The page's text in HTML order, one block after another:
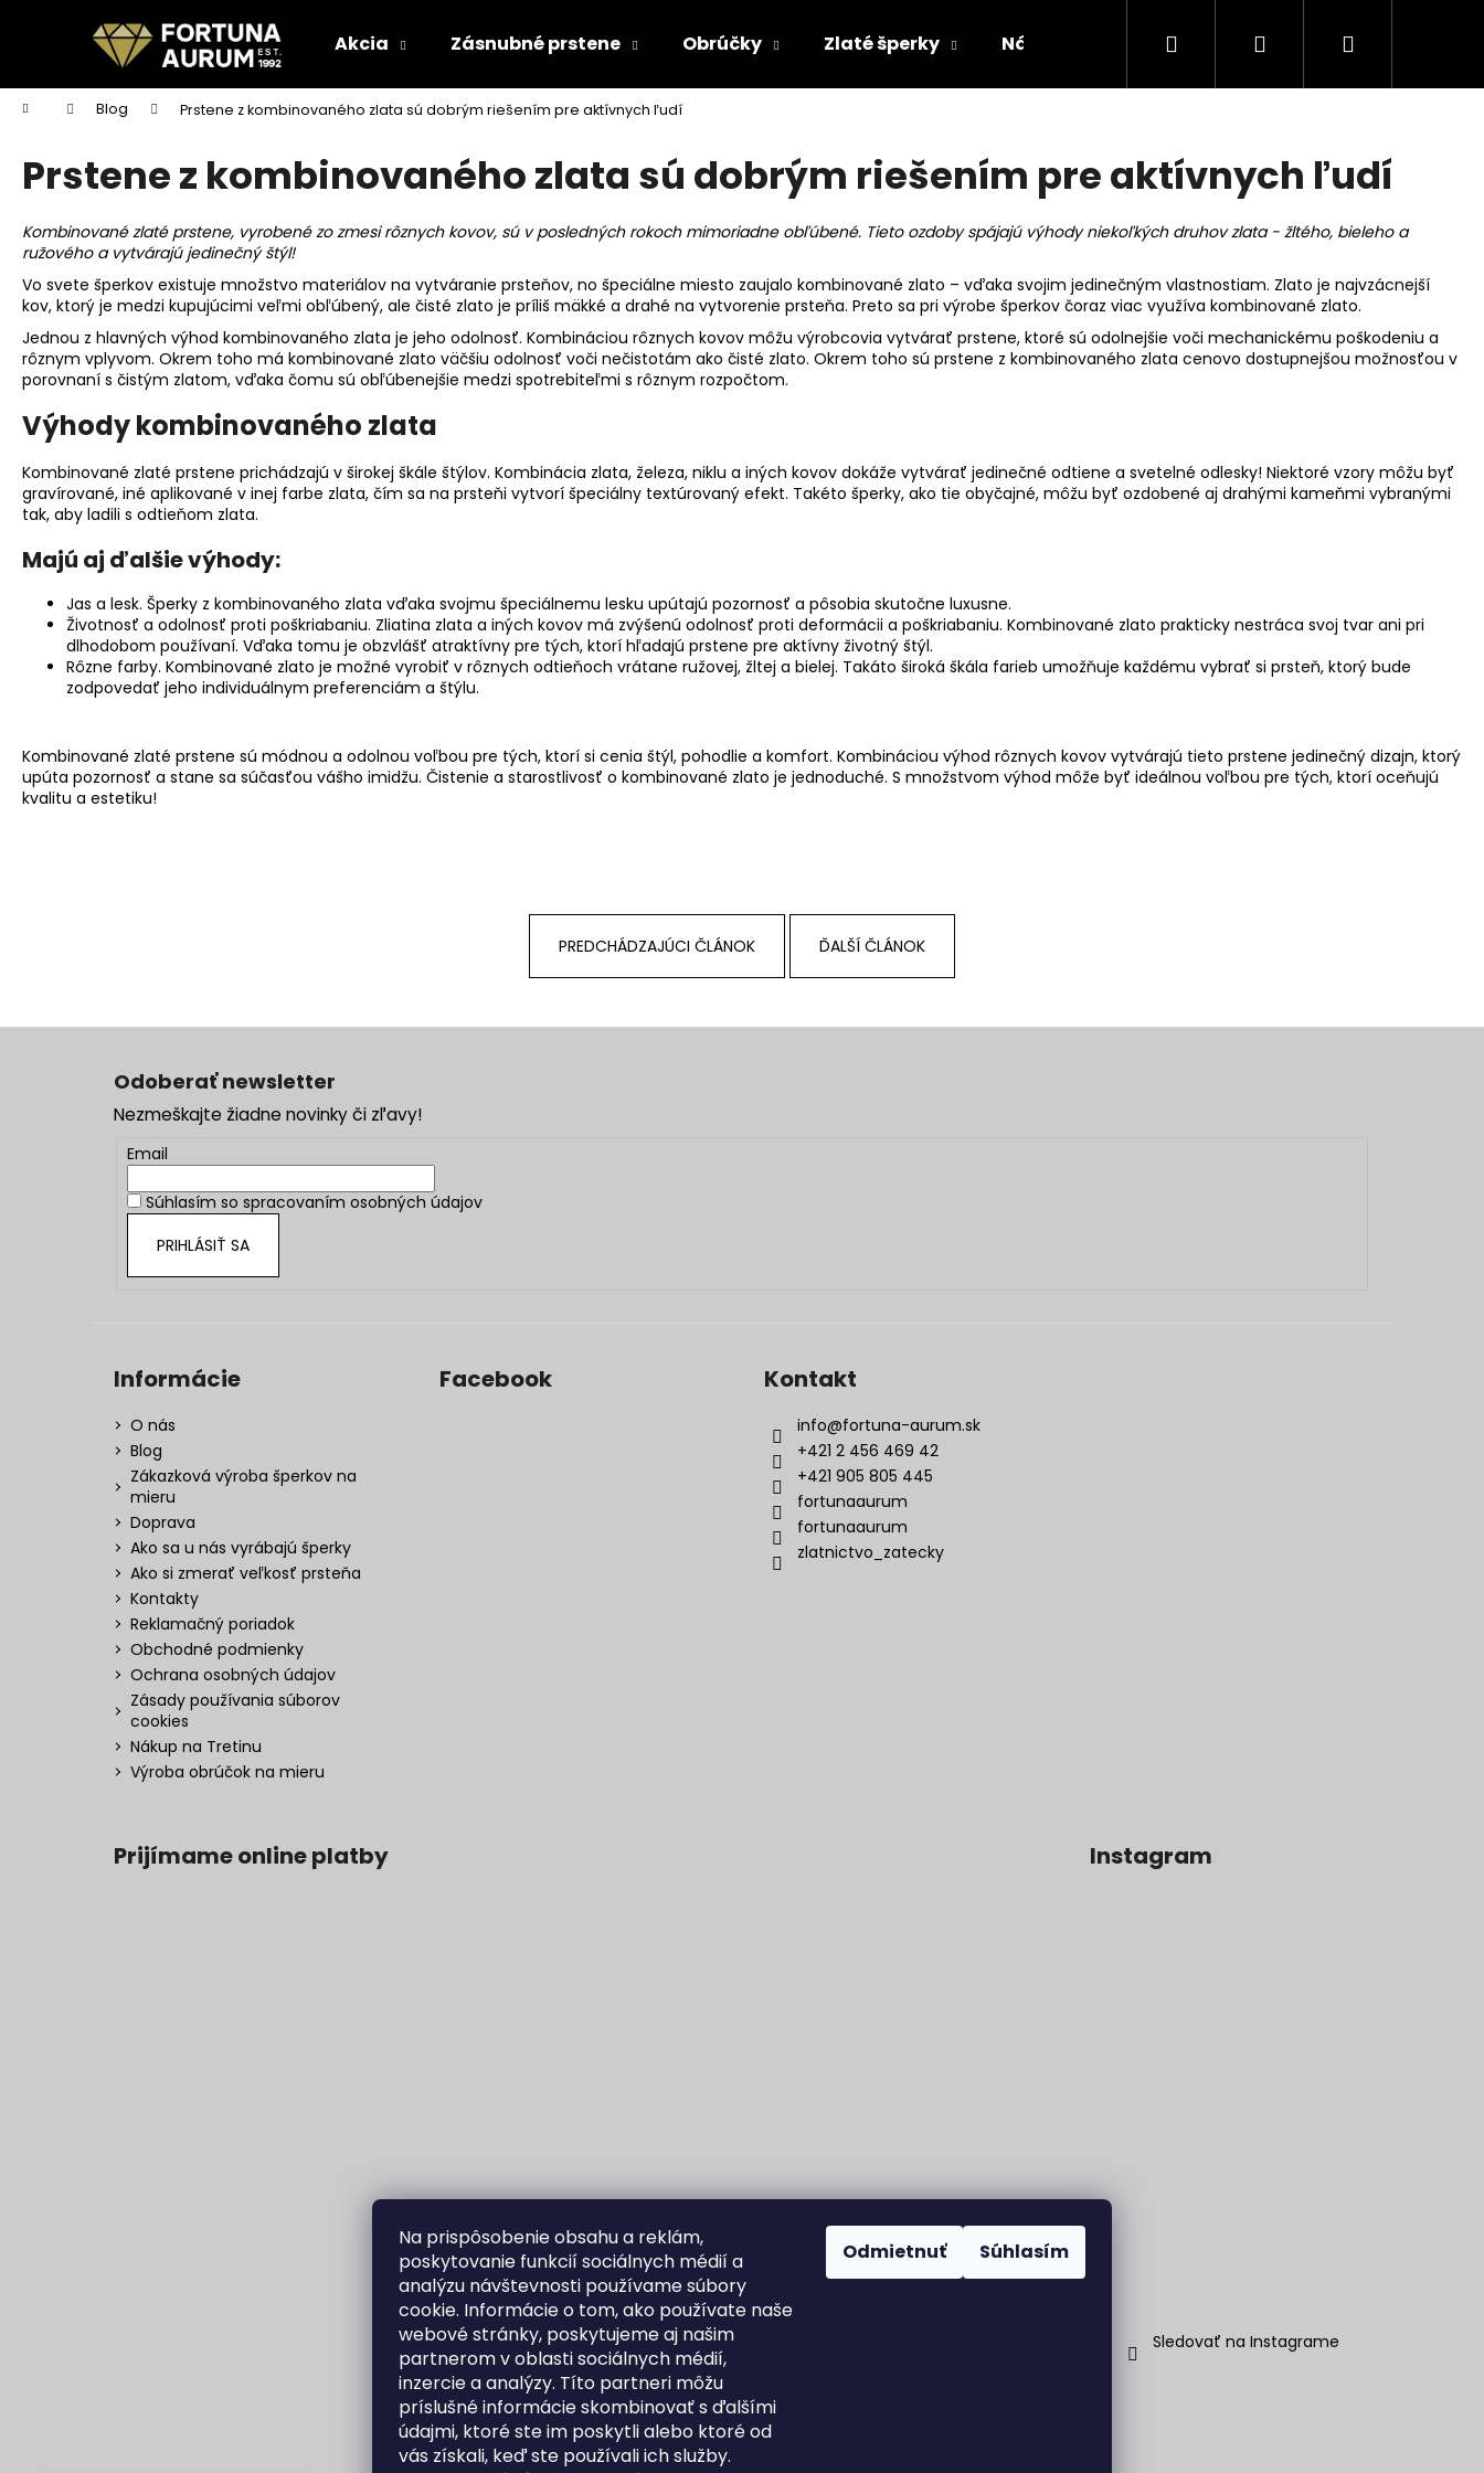
Na prispôsobenie obsahu a reklám,
poskytovanie funkcií sociálnych médií a
analýzu návštevnosti používame súbory
cookie. Informácie o tom, ako používate naše
webové stránky, poskytujeme aj našim
partnerom v oblasti sociálnych médií,
inzercie a analýzy. Títo partneri môžu
príslušné informácie skombinovať s ďalšími
údajmi, ktoré ste im poskytli alebo ktoré od
vás získali, keď ste používali ich služby.
Odmietnuť Súhlasím
Akcia Zásnubné prstene Obrúčky Zlaté šperky Náušnice Novinka Kolekcie
Hľadať PrihlásenieNákupný
Domov Blog Prstene z kombinovaného zlata sú dobrým riešením pre aktívnych ľudí
Prstene z kombinovaného zlata sú dobrým riešením pre aktívnych ľudí
Kombinovanézlaté prstene, vyrobené zo zmesi rôznych kovov, sú v posledných rokoch mimoriadne obľúbené. Tieto ozdoby spájajú výhody niekoľkých druhov zlata - žltého, bieleho a
ružového a vytvárajú jedinečný štýl!
Vo svete šperkov existuje množstvo materiálov na vytváranie prsteňov, no špeciálne miesto zaujalo kombinované zlato – vďaka svojim jedinečným vlastnostiam. Zlato je najvzácnejší
kov, ktorý je medzi kupujúcimi veľmi obľúbený, ale čisté zlato je príliš mäkké a drahé na vytvorenie prsteňa. Preto sa pri výrobe šperkov čoraz viac využíva kombinované zlato.
Jednou z hlavných výhod kombinovaného zlata je jeho odolnosť. Kombináciou rôznych kovov môžu výrobcovia vytvárať prstene, ktoré sú odolnejšie voči mechanickému poškodeniu a
rôznym vplyvom. Okrem toho má kombinované zlato väčšiu odolnosť voči nečistotám ako čisté zlato. Okrem toho sú prstene z kombinovaného zlata cenovo dostupnejšou možnosťou v
porovnaní s čistým zlatom, vďaka čomu sú obľúbenejšie medzi spotrebiteľmi s rôznym rozpočtom.
Výhody kombinovaného zlata
Kombinované zlaté prstene prichádzajú v širokej škále štýlov. Kombinácia zlata, železa, niklu a iných kovov dokáže vytvárať jedinečné odtiene a svetelné odlesky! Niektoré vzory môžu byť
gravírované, iné aplikované v inej farbe zlata, čím sa na prsteňi vytvorí špeciálny textúrovaný efekt. Takéto šperky, ako tie obyčajné, môžu byť ozdobené aj drahými kameňmi vybranými
tak, aby ladili s odtieňom zlata.
Majú aj ďalšie výhody:
Jas a lesk. Šperky z kombinovaného zlata vďaka svojmu špeciálnemu lesku upútajú pozornosť a pôsobia skutočne luxusne.
Životnosť a odolnosť proti poškriabaniu. Zliatina zlata a iných kovov má zvýšenú odolnosť proti deformácii a poškriabaniu. Kombinované zlato prakticky nestráca svoj tvar ani pri
dlhodobom používaní. Vďaka tomu je obzvlášť atraktívny pre tých, ktorí hľadajú prstene pre aktívny životný štýl.
Rôzne farby. Kombinované zlato je možné vyrobiť v rôznych odtieňoch vrátane ružovej, žltej a bielej. Takáto široká škála farieb umožňuje každému vybrať si prsteň, ktorý bude
zodpovedať jeho individuálnym preferenciám a štýlu.
Kombinované zlaté prstene sú módnou a odolnou voľbou pre tých, ktorí si cenia štýl, pohodlie a komfort. Kombináciou výhod rôznych kovov vytvárajú tieto prstene jedinečný dizajn, ktorý
upúta pozornosť a stane sa súčasťou vášho imidžu. Čistenie a starostlivosť o kombinované zlato je jednoduché. S množstvom výhod môže byť ideálnou voľbou pre tých, ktorí oceňujú
kvalitu a estetiku!
PREDCHÁDZAJÚCI ČLÁNOK ĎALŠÍ ČLÁNOK
í
Späť
do
obchodu
Späť
do
obchodu
Čo potrebujete nájsť?
Odporúčame
Odoberať newsletter
Nezmeškajte žiadne novinky či zľavy!
Email
Súhlasím so spracovaním osobných údajov
PRIHLÁSIŤ SA
Informácie
O nás
Blog
Zákazková výroba šperkov na
mieru
Doprava
Ako sa u nás vyrábajú šperky
Ako si zmerať veľkosť prsteňa
Kontakty
Reklamačný poriadok
Obchodné podmienky
Ochrana osobných údajov
Zásady používania súborov
cookies
Nákup na Tretinu
Výroba obrúčok na mieru
Facebook Kontakt
info@fortuna-aurum.sk
+421 2 456 469 42
+421 905 805 445
fortunaaurum
fortunaaurum
zlatnictvo_zatecky
Prijímame online platby Instagram
Sledovať na Instagrame
Fortuna Aurum na Heureka.sk